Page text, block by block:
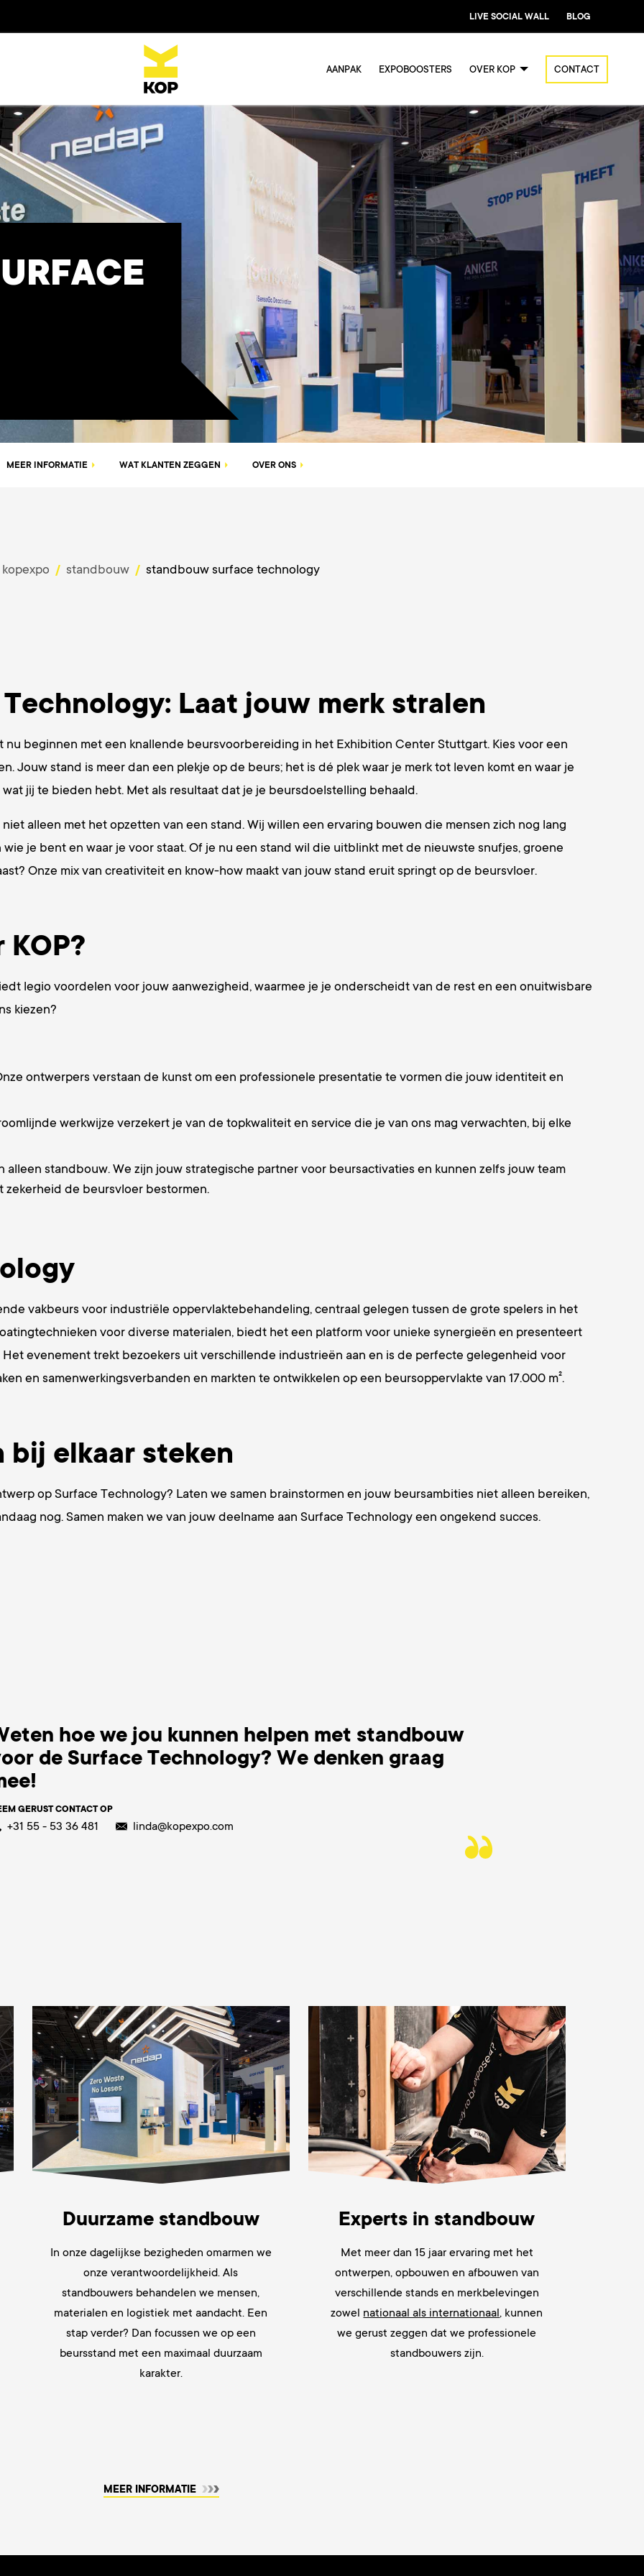
LIVE SOCIAL WALL BLOG
AANPAK EXPOBOOSTERS OVER KOP CONTACT
MEER INFORMATIE WAT KLANTEN ZEGGEN OVER ONS
kopexpo / standbouw / standbouw surface technology
Laat jouw merk stralen
beginnen met een knallende beursvoorbereiding in het Exhibition Center Stuttgart. Kies voor een
Jouw stand is meer dan een plekje op de beurs; het is dé plek waar je merk tot leven komt en waar je
jij te bieden hebt. Met als resultaat dat je je beursdoelstelling behaald.
alleen met het opzetten van een stand. Wij willen een ervaring bouwen die mensen zich nog lang
je bent en waar je voor staat. Of je nu een stand wil die uitblinkt met de nieuwste snufjes, groene
Onze mix van creativiteit en know-how maakt van jouw stand eruit springt op de beursvloer.
legio voordelen voor jouw aanwezigheid, waarmee je je onderscheidt van de rest en een onuitwisbare
kiezen?
ontwerpers verstaan de kunst om een professionele presentatie te vormen die jouw identiteit en
werkwijze verzekert je van de topkwaliteit en service die je van ons mag verwachten, bij elke
alleen standbouw. We zijn jouw strategische partner voor beursactivaties en kunnen zelfs jouw team
zekerheid de beursvloer bestormen.
vakbeurs voor industriële oppervlaktebehandeling, centraal gelegen tussen de grote spelers in het
voor diverse materialen, biedt het een platform voor unieke synergieën en presenteert
evenement trekt bezoekers uit verschillende industrieën aan en is de perfecte gelegenheid voor
en samenwerkingsverbanden en markten te ontwikkelen op een beursoppervlakte van 17.000 m².
bij elkaar steken
op Surface Technology? Laten we samen brainstormen en jouw beursambities niet alleen bereiken,
nog. Samen maken we van jouw deelname aan Surface Technology een ongekend succes.
hoe we jou kunnen helpen met standbouw
de Surface Technology? We denken graag
GERUST CONTACT OP
+31 55 - 53 36 481 linda@kopexpo.com
Duurzame standbouw
In onze dagelijkse bezigheden omarmen we
onze verantwoordelijkheid. Als
standbouwers behandelen we mensen,
materialen en logistiek met aandacht. Een
stap verder? Dan focussen we op een
beursstand met een maximaal duurzaam
karakter.
Experts in standbouw
Met meer dan 15 jaar ervaring met het
ontwerpen, opbouwen en afbouwen van
verschillende stands en merkbelevingen
zowel nationaal als internationaal, kunnen
we gerust zeggen dat we professionele
standbouwers zijn.
MEER INFORMATIE